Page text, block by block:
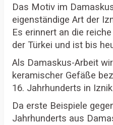
Das Motiv im
eigenständige Art der
Es erinnert an die
der Türkei und ist bis
Als Damaskus-Arbeit
keramischer Gefäße
16. Jahrhunderts in
Da erste Beispiele
Jahrhunderts aus